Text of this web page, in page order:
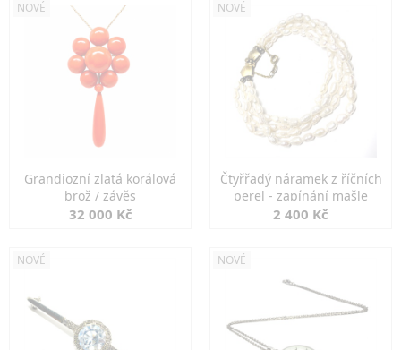
NOVÉ
Grandiozní zlatá korálová
brož / závěs
32 000 Kč
NOVÉ
Čtyřřadý náramek z říčních
perel - zapínání mašle
2 400 Kč
NOVÉ NOVÉ